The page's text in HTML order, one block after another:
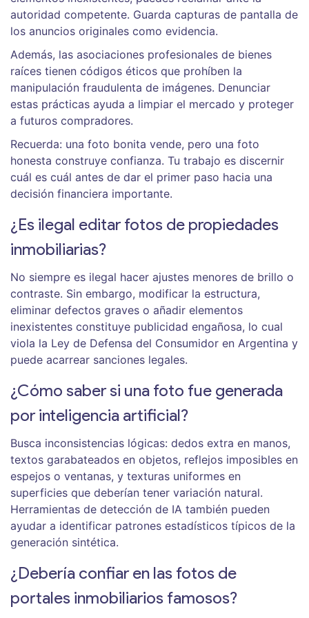
autoridad competente. Guarda capturas de pantalla de
los anuncios originales como evidencia.
Además, las asociaciones profesionales de bienes
raíces tienen códigos éticos que prohíben la
manipulación fraudulenta de imágenes. Denunciar
estas prácticas ayuda a limpiar el mercado y proteger
a futuros compradores.
Recuerda: una foto bonita vende, pero una foto
honesta construye confianza. Tu trabajo es discernir
cuál es cuál antes de dar el primer paso hacia una
decisión financiera importante.
¿Es ilegal editar fotos de propiedades
inmobiliarias?
No siempre es ilegal hacer ajustes menores de brillo o
contraste. Sin embargo, modificar la estructura,
eliminar defectos graves o añadir elementos
inexistentes constituye publicidad engañosa, lo cual
viola la Ley de Defensa del Consumidor en Argentina y
puede acarrear sanciones legales.
¿Cómo saber si una foto fue generada
por inteligencia artificial?
Busca inconsistencias lógicas: dedos extra en manos,
textos garabateados en objetos, reflejos imposibles en
espejos o ventanas, y texturas uniformes en
superficies que deberían tener variación natural.
Herramientas de detección de IA también pueden
ayudar a identificar patrones estadísticos típicos de la
generación sintética.
¿Debería confiar en las fotos de
portales inmobiliarios famosos?